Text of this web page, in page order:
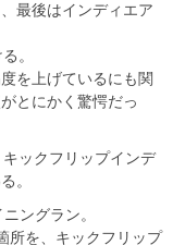
最後はインディエア
。
を上げているにも関
とにかく驚愕だっ
ックフリップインデ
。
ングラン。
所を、キックフリップ